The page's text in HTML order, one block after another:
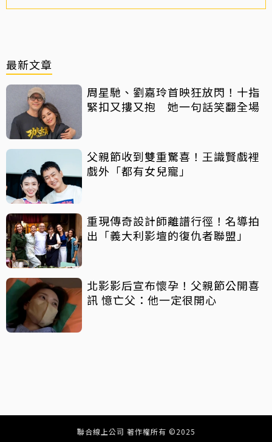
最新文章
周星馳、劉嘉玲首映狂放閃！十指
緊扣又摟又抱 她一句話笑翻全場
父親節收到雙重驚喜！王識賢戲裡
戲外「都有女兒寵」
重現傳奇設計師離譜行徑！名導拍
出「義大利影壇的復仇者聯盟」
北影影后宣布懷孕！父親節公開喜
訊 憶亡父：他一定很開心
聯合線上公司 著作權所有 ©2025